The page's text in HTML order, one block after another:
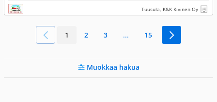
Tuusula, K&K Kivinen Oy
1 2 3 ... 15
Muokkaa hakua